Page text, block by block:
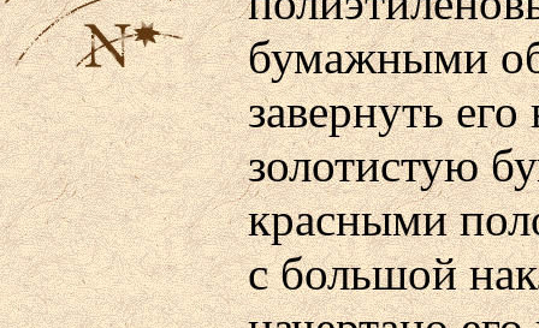
бумажными
завернуть
золотистую
красными
с большой